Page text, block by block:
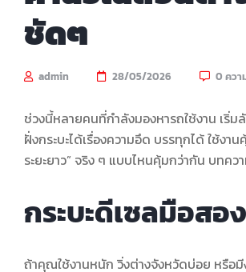
ชัดๆ
admin 28/05/2026 0 ควา
ช่วงนี้หลายคนที่กำลังมองหารถใช้งาน เริ่ม
ฝั่งกระบะได้เรื่องความอึด บรรทุกได้ ใช้ง
ระยะยาว” จริง ๆ แบบไหนคุ้มกว่ากัน บทค
กระบะดีเซลมือสอ
ถ้าคุณใช้งานหนัก วิ่งต่างจังหวัดบ่อย หรือ